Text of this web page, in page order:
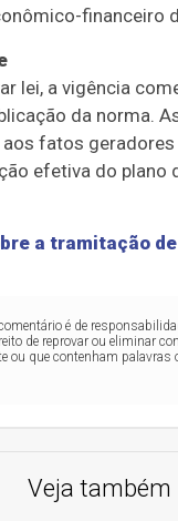
financeiro
lei, a vigência
da norma.
aos fatos
efetiva do plano
a tramitação
é de
de reprovar ou eliminar
ou que contenham palavras
Veja também